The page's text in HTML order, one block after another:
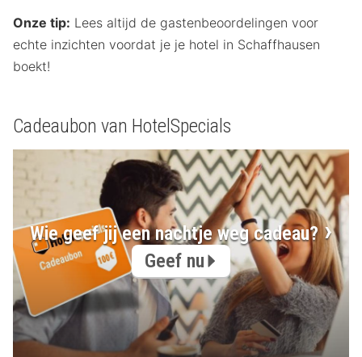
Onze tip: Lees altijd de gastenbeoordelingen voor
echte inzichten voordat je je hotel in Schaffhausen
boekt!
Cadeaubon van HotelSpecials
Wie geef jij een nachtje weg cadeau?
Geef nu